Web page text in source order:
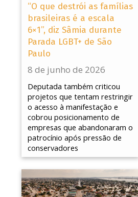
“O que destrói as famílias
brasileiras é a escala
6×1”, diz Sâmia durante
Parada LGBT+ de São
Paulo
8 de junho de 2026
Deputada também criticou
projetos que tentam restringir
o acesso à manifestação e
cobrou posicionamento de
empresas que abandonaram o
patrocínio após pressão de
conservadores